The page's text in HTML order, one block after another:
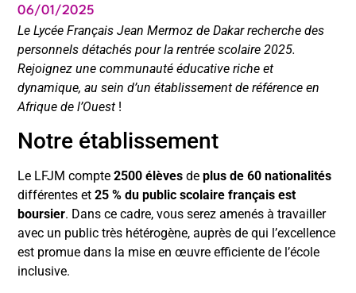
06/01/2025
Le Lycée Français Jean Mermoz de Dakar recherche des
personnels détachés pour la rentrée scolaire 2025.
Rejoignez une communauté éducative riche et
dynamique, au sein d’un établissement de référence en
Afrique de l’Ouest !
Notre établissement
Le LFJM compte2500 élèves deplus de 60 nationalités
différentes et25 % du public scolaire français est
boursier. Dans ce cadre, vous serez amenés à travailler
avec un public très hétérogène, auprès de qui l’excellence
est promue dans la mise en œuvre efficiente de l’école
inclusive.